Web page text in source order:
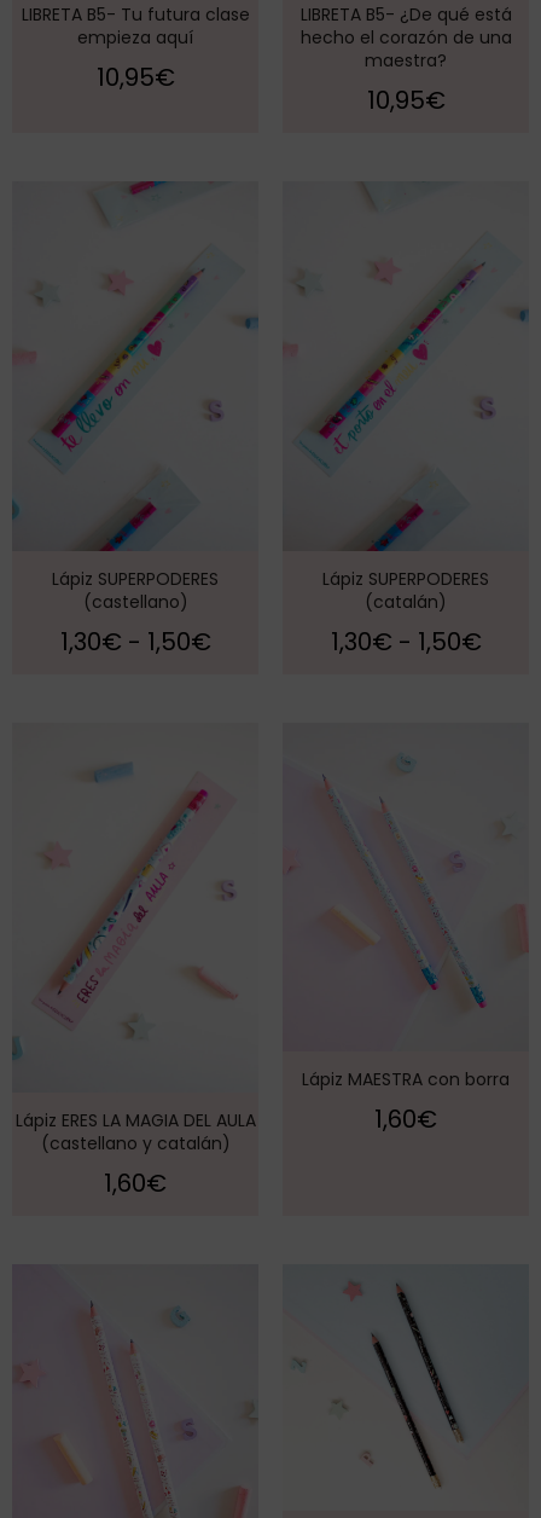
LIBRETA B5- Tu futura clase
empieza aquí
10,95€
LIBRETA B5- ¿De qué está
hecho el corazón de una
maestra?
10,95€
Lápiz SUPERPODERES
(castellano)
1,30€ - 1,50€
Lápiz SUPERPODERES
(catalán)
1,30€ - 1,50€
Lápiz ERES LA MAGIA DEL AULA
(castellano y catalán)
1,60€
Lápiz MAESTRA con borra
1,60€